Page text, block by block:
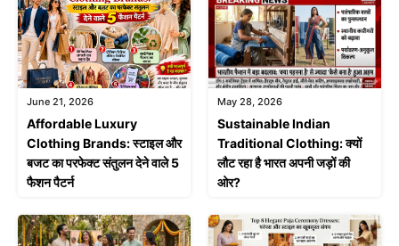
June 21, 2026
Affordable Luxury
Clothing Brands: स्टाइल और
बजट का परफेक्ट संतुलन देने वाले 5
फैशन पैटर्न
May 28, 2026
Sustainable Indian
Traditional Clothing: क्यों
लौट रहा है भारत अपनी जड़ों की
ओर?